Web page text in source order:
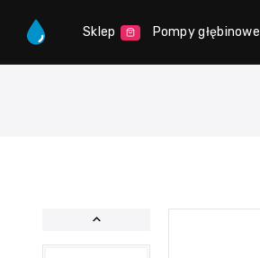
Sklep Pompy głębinowe